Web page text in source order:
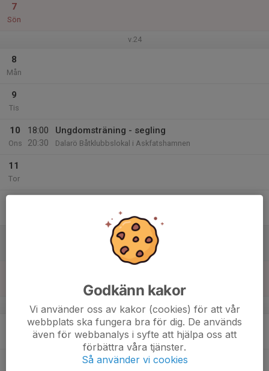
7
Sön
v.24
8
Mån
9
Tis
10
Ons
18:00
20:30
Ungdomsträning - segling
Dalarö Båtklubbslokal i Askfatshamnen
11
Tor
v.25
Godkänn kakor
Vi använder oss av kakor (cookies) för att vår
webbplats ska fungera bra för dig. De används
även för webbanalys i syfte att hjälpa oss att
förbättra våra tjänster.
Så använder vi cookies